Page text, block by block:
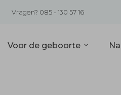
Vragen? 085 - 130 57 16
Voor de geboorte